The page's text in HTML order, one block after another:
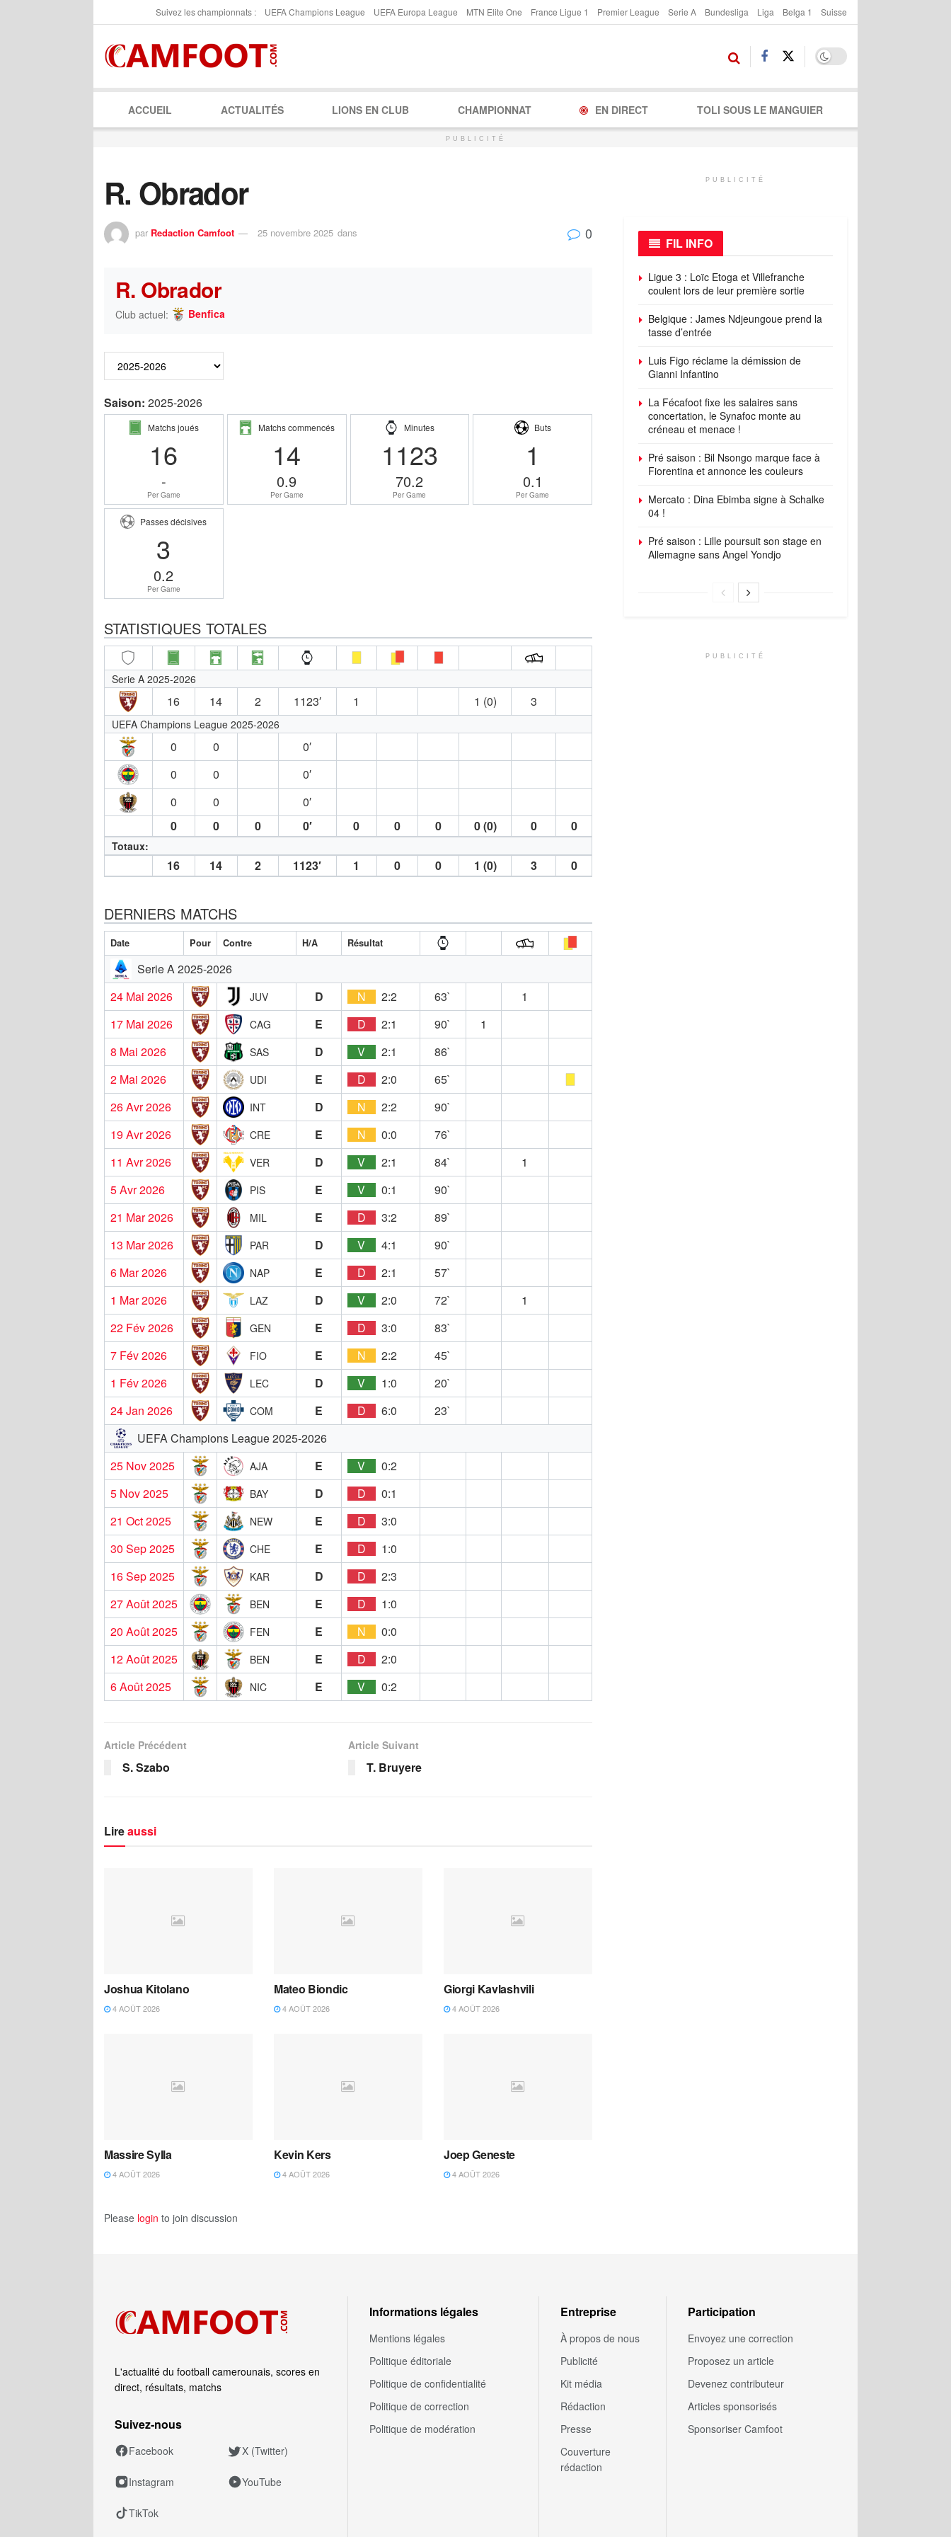
Suivez les championnats : UEFA Champions League UEFA Europa League MTN Elite One France Ligue 1 Premier League Serie A Bundesliga Liga Belga 1 Suisse
ACCUEIL ACTUALITÉS LIONS EN CLUB CHAMPIONNAT EN DIRECT TOLI SOUS LE MANGUIER
PUBLICITÉ
R. Obrador
par Redaction Camfoot 25 novembre 2025 dans 0
R. Obrador
Club actuel: Benfica
Saison: 2025-2026
Matchs joués
16
-
Per Game
Matchs commencés
14
0.9
Per Game
Minutes
1123
70.2
Per Game
Buts
1
0.1
Per Game
Passes décisives
3
0.2
Per Game
STATISTIQUES TOTALES
Serie A 2025-2026
16 14 2 1123′ 1 1 (0) 3
UEFA Champions League 2025-2026
0 0
0′
0
0
0′
0
0
0′
0
0 0 0′ 0 0 0 0 (0) 0 0
Totaux:
16 14 2 1123′ 1 0 0 1 (0) 3 0
DERNIERS MATCHS
Date Pour Contre H/A Résultat
Serie A 2025-2026
24 Mai 2026
JUV D N 2:2 63`
1
17 Mai 2026
CAG E D 2:1 90`
1
8 Mai 2026
SAS D V 2:1
86`
2 Mai 2026
UDI E D 2:0
65`
26 Avr 2026
INT D N 2:2
90`
19 Avr 2026
CRE E N 0:0
76`
11 Avr 2026
VER D V 2:1 84`
1
5 Avr 2026
PIS E V 0:1
90`
21 Mar 2026
MIL E D 3:2
89`
13 Mar 2026
PAR D V 4:1
90`
6 Mar 2026
NAP E D 2:1
57`
1 Mar 2026
LAZ D V 2:0 72`
1
22 Fév 2026
GEN E D 3:0
83`
7 Fév 2026
FIO E N 2:2
45`
1 Fév 2026
LEC D V 1:0
20`
24 Jan 2026
COM E D 6:0
23`
UEFA Champions League 2025-2026
25 Nov 2025
AJA E V
0:2
5 Nov 2025
BAY D D
0:1
21 Oct 2025
NEW E D
3:0
30 Sep 2025
CHE E D
1:0
16 Sep 2025
KAR D D
2:3
27 Août 2025
BEN E D
1:0
20 Août 2025
FEN E N
0:0
12 Août 2025
BEN E D
2:0
6 Août 2025
NIC E V 0:2
Article Précédent
S. Szabo
Article Suivant
T. Bruyere
Lireaussi
Joshua Kitolano
4 AOÛT 2026
Mateo Biondic
4 AOÛT 2026
Giorgi Kavlashvili
4 AOÛT 2026
Massire Sylla
4 AOÛT 2026
Kevin Kers
4 AOÛT 2026
Joep Geneste
4 AOÛT 2026
Please login to join discussion
PUBLICITÉ
FIL INFO
Ligue 3 : Loïc Etoga et Villefranche
coulent lors de leur première sortie
Belgique : James Ndjeungoue prend la
tasse d’entrée
Luis Figo réclame la démission de
Gianni Infantino
La Fécafoot fixe les salaires sans
concertation, le Synafoc monte au
créneau et menace !
Pré saison : Bil Nsongo marque face à
Fiorentina et annonce les couleurs
Mercato : Dina Ebimba signe à Schalke
04 !
Pré saison : Lille poursuit son stage en
Allemagne sans Angel Yondjo
PUBLICITÉ
L'actualité du football camerounais, scores en
direct, résultats, matchs
Suivez‑nous
Facebook X (Twitter)
Instagram YouTube
TikTok
Informations légales
Mentions légales
Politique éditoriale
Politique de confidentialité
Politique de correction
Politique de modération
Entreprise
À propos de nous
Publicité
Kit média
Rédaction
Presse
Couverture
rédaction
Participation
Envoyez une correction
Proposez un article
Devenez contributeur
Articles sponsorisés
Sponsoriser Camfoot